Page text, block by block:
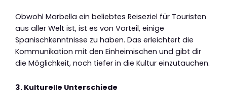
Obwohl Marbella ein beliebtes Reiseziel für Touristen
aus aller Welt ist, ist es von Vorteil, einige
Spanischkenntnisse zu haben. Das erleichtert die
Kommunikation mit den Einheimischen und gibt dir
die Möglichkeit, noch tiefer in die Kultur einzutauchen.
3. Kulturelle Unterschiede